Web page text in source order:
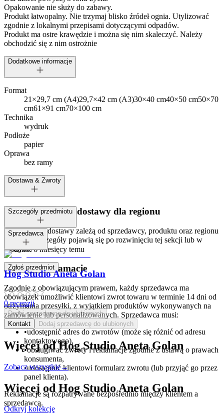
Opakowanie nie służy do zabawy.
Produkt łatwopalny. Nie trzymaj blisko źródeł ognia. Utylizować
zgodnie z lokalnymi przepisami dotyczącymi odpadów.
Produkt ma ostre krawędzie i można się nim skaleczyć. Należy
obchodzić się z nim ostrożnie
Dodatkowe informacje
Format
21×29,7 cm (A4)29,7×42 cm (A3)30×40 cm40×50 cm50×70
cm61×91 cm70×100 cm
Technika
wydruk
Podłoże
papier
Oprawa
bez ramy
Dostawa & Zwroty
Dostępne metody dostawy dla regionu
Opcje i koszt dostawy zależą od sprzedawcy, produktu oraz regionu
dostawy. Szczegóły pojawią się po rozwinięciu tej sekcji lub w
koszyku.
Zwroty i reklamacje
Zgodnie z obowiązującym prawem, każdy sprzedawca ma
obowiązek umożliwić klientowi zwrot towaru w terminie 14 dni od
otrzymania przesyłki, z wyjątkiem produktów wykonywanych na
zamówienie lub personalizowanych. Sprzedawca musi:
•udostępnić adres do zwrotów (może się różnić od adresu
kontaktowego),
•obsługiwać zwroty i reklamacje zgodnie z ustawą o prawach
konsumenta,
•udostępnić klientowi formularz zwrotu (lub przyjąć go przez
panel klienta).
Reklamacje są rozpatrywane bezpośrednio między klientem a
sprzedawcą.
Szczegóły przedmiotu
Tagi:
Dodano:6 miesięcy temu
Zgłoś przedmiot
Sprzedawca
Hog Studio Aneta Golan
0recenzji
Dodaj sprzedawcę do ulubionych
Kontakt
Dodaj sprzedawcę do ulubionych
Więcej odHog Studio Aneta Golan
Zobacz wszystkie→
Więcej od Hog Studio Aneta Golan
Odkryj kolekcję